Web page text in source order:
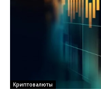
Криптовалюты